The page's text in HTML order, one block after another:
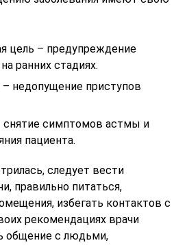
цель – предупреждение
ранних стадиях.
– недопущение приступов
снятие симптомов астмы и
пациента.
следует вести
правильно питаться,
избегать контактов с
рекомендациях врачи
общение с людьми,